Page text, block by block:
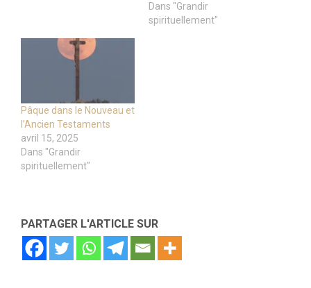
Dans "Grandir
spirituellement"
Pâque dans le Nouveau et
l’Ancien Testaments
avril 15, 2025
Dans "Grandir
spirituellement"
PARTAGER L'ARTICLE SUR